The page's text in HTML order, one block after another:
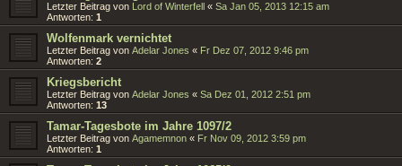
Letzter Beitrag von Lord of Winterfell « Sa Jan 05, 2013 12:15 am
Antworten: 1
Wolfenmark vernichtet
Letzter Beitrag von Adelar Jones « Fr Dez 07, 2012 9:46 pm
Antworten: 2
Kriegsbericht
Letzter Beitrag von Adelar Jones « Sa Dez 01, 2012 2:51 pm
Antworten: 13
Tamar-Tagesbote im Jahre 1097/2
Letzter Beitrag von Agamemnon « Fr Nov 09, 2012 3:59 pm
Antworten: 1